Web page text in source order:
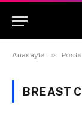
Anasayfa »
BREAST